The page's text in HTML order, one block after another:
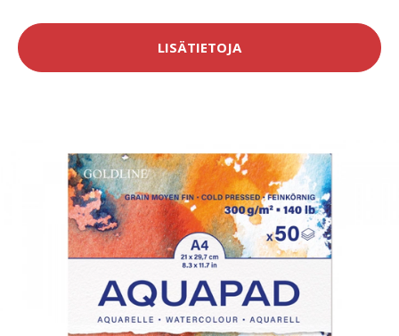
LISÄTIETOJA